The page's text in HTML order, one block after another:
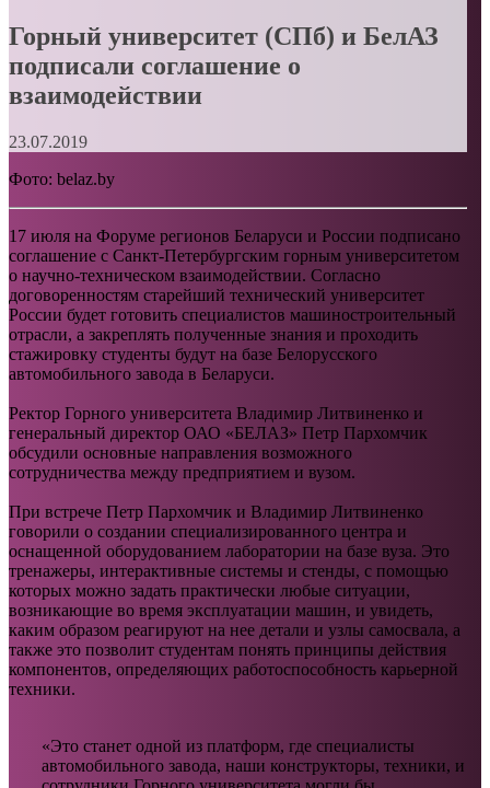
Горный университет (СПб) и БелАЗ
подписали соглашение о
взаимодействии
23.07.2019
Фото: belaz.by
17 июля на Форуме регионов Беларуси и России подписано
соглашение с Санкт-Петербургским горным университетом
о научно-техническом взаимодействии. Согласно
договоренностям старейший технический университет
России будет готовить специалистов машиностроительный
отрасли, а закреплять полученные знания и проходить
стажировку студенты будут на базе Белорусского
автомобильного завода в Беларуси.
Ректор Горного университета Владимир Литвиненко и
генеральный директор ОАО «БЕЛАЗ» Петр Пархомчик
обсудили основные направления возможного
сотрудничества между предприятием и вузом.
При встрече Петр Пархомчик и Владимир Литвиненко
говорили о создании специализированного центра и
оснащенной оборудованием лаборатории на базе вуза. Это
тренажеры, интерактивные системы и стенды, с помощью
которых можно задать практически любые ситуации,
возникающие во время эксплуатации машин, и увидеть,
каким образом реагируют на нее детали и узлы самосвала, а
также это позволит студентам понять принципы действия
компонентов, определяющих работоспособность карьерной
техники.
«Это станет одной из платформ, где специалисты
автомобильного завода, наши конструкторы, техники, и